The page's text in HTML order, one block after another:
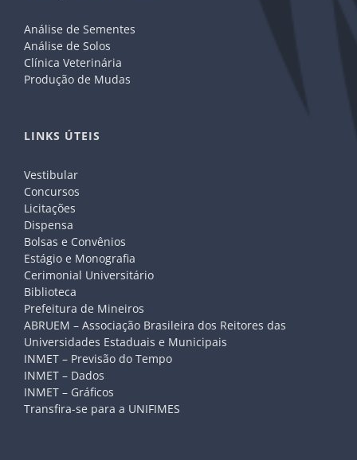
Análise de Sementes
Análise de Solos
Clínica Veterinária
Produção de Mudas
LINKS ÚTEIS
Vestibular
Concursos
Licitações
Dispensa
Bolsas e Convênios
Estágio e Monografia
Cerimonial Universitário
Biblioteca
Prefeitura de Mineiros
ABRUEM – Associação Brasileira dos Reitores das
Universidades Estaduais e Municipais
INMET – Previsão do Tempo
INMET – Dados
INMET – Gráficos
Transfira-se para a UNIFIMES